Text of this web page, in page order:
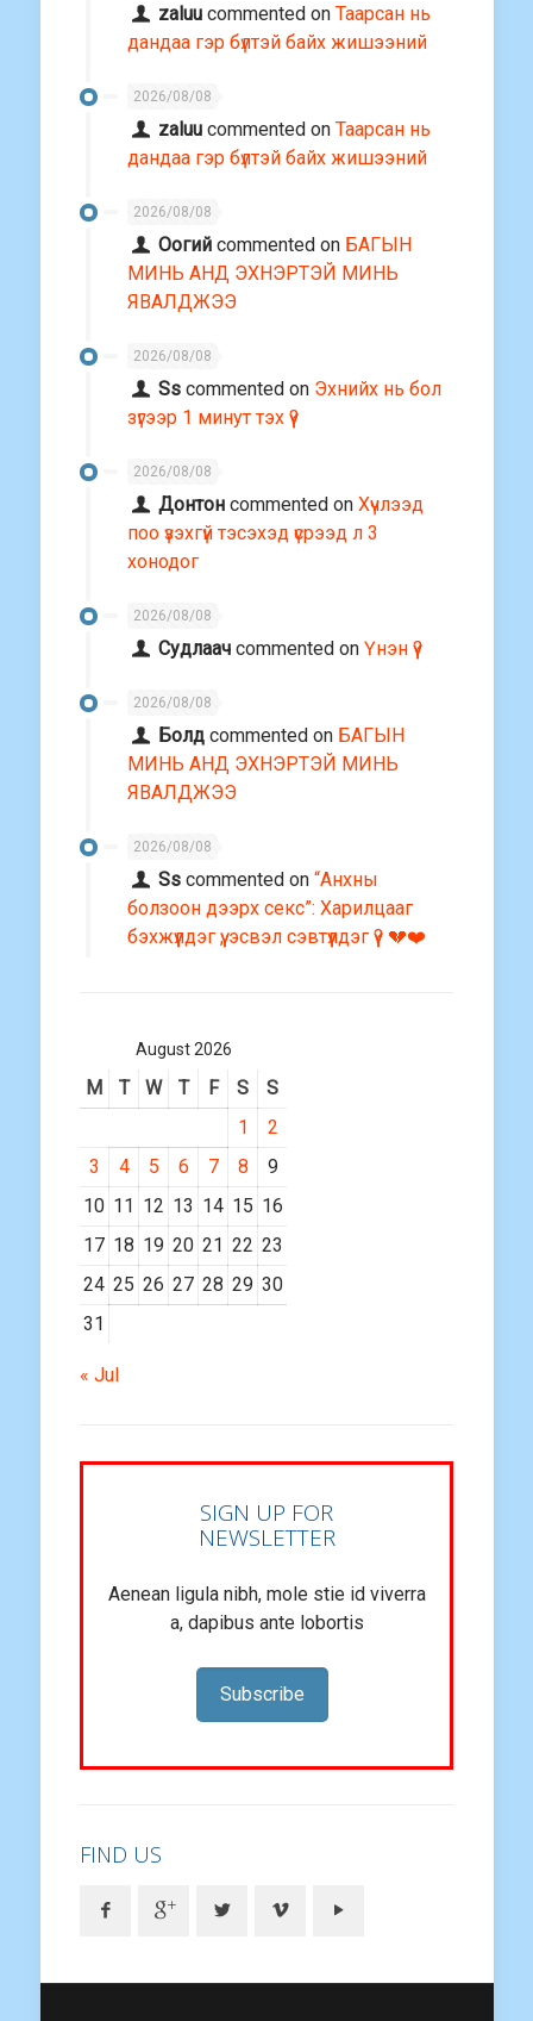
zaluu commented onТаарсан нь
дандаа гэр бүлтэй байх жишээний
2026/08/08
zaluu commented onТаарсан нь
дандаа гэр бүлтэй байх жишээний
2026/08/08
Оогий commented on БАГЫН
МИНЬ АНД ЭХНЭРТЭЙ МИНЬ
ЯВАЛДЖЭЭ
2026/08/08
Ss commented on Эхнийх нь бол
зүгээр 1 минут тэх үү?
2026/08/08
Донтон commented onХүчлээд
поо үзэхгүй тэсэхэд үсрээд л 3
хонодог
2026/08/08
Судлаач commented onҮнэн үү?
2026/08/08
Болд commented on БАГЫН
МИНЬ АНД ЭХНЭРТЭЙ МИНЬ
ЯВАЛДЖЭЭ
2026/08/08
Ss commented on“Анхны
болзоон дээрх секс”: Харилцааг
бэхжүүлдэг үү, эсвэл сэвтүүлдэг үү? 💔❤️
August 2026
M T W T F S
S
1
2
3
4 5 6 7 8
9
10 11 12 13 14 15 16
17 18 19 20 21 22 23
24 25 26 27 28 29 30
31
« Jul
SIGN UP FOR
NEWSLETTER
Aenean ligula nibh, mole stie id viverra
a, dapibus ante lobortis
Subscribe
FIND US